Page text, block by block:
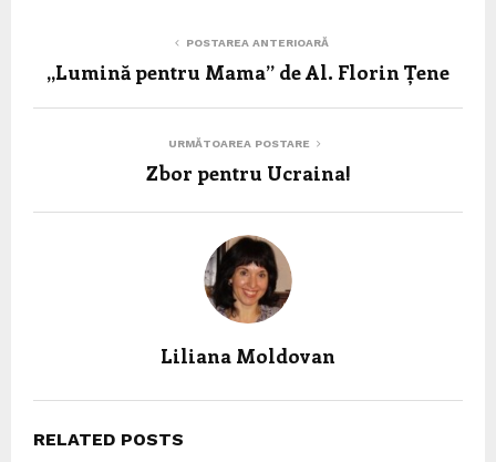
POSTAREA ANTERIOARĂ
,,Lumină pentru Mama” de Al. Florin Țene
URMĂTOAREA POSTARE
Zbor pentru Ucraina!
Liliana Moldovan
RELATED POSTS